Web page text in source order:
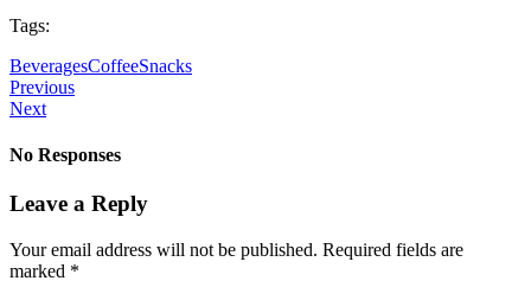
Tags:
BeveragesCoffeeSnacks
Previous
Next
No Responses
Leave a Reply
Your email address will not be published. Required fields are
marked *